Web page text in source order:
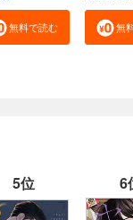
無料で読む 無
5位 6